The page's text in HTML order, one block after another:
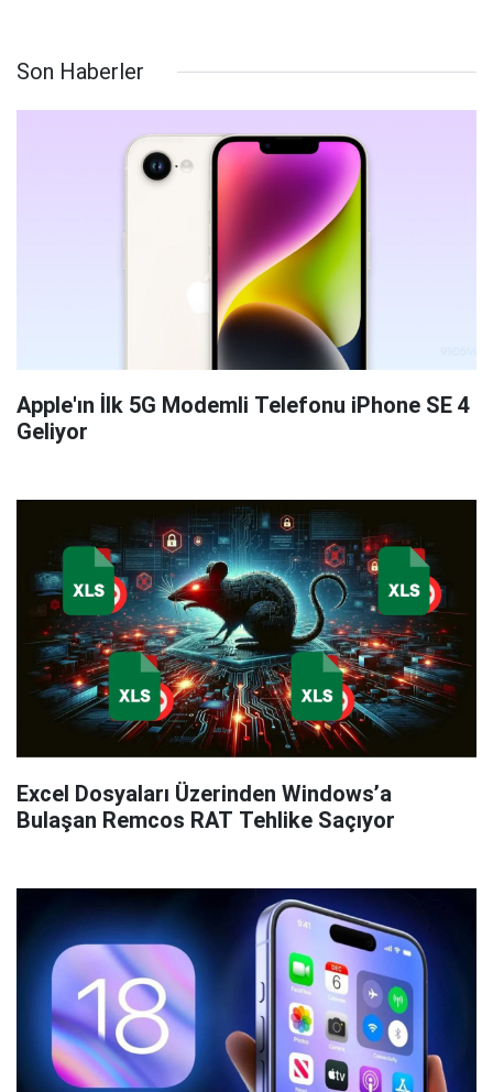
Son Haberler
Apple'ın İlk 5G Modemli Telefonu iPhone SE 4
Geliyor
Excel Dosyaları Üzerinden Windows’a
Bulaşan Remcos RAT Tehlike Saçıyor